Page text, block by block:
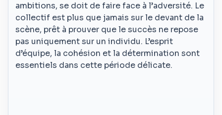
ambitions, se doit de faire face à l’adversité. Le
collectif est plus que jamais sur le devant de la
scène, prêt à prouver que le succès ne repose
pas uniquement sur un individu. L’esprit
d’équipe, la cohésion et la détermination sont
essentiels dans cette période délicate.